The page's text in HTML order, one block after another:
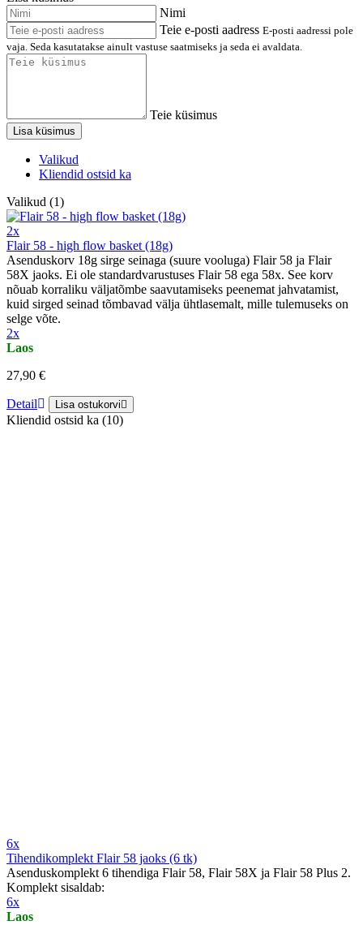
Nimi
Teie e-posti aadress E-posti aadressi pole
vaja. Seda kasutatakse ainult vastuse saatmiseks ja seda ei avaldata.
Teie küsimus
Lisa küsimus
Valikud
Kliendid ostsid ka
Valikud (1)
2x
Flair 58 - high flow basket (18g)
Asenduskorv 18g sirge seinaga (suure vooluga) Flair 58 ja Flair
58X jaoks. Ei ole standardvarustuses Flair 58 ega 58x. See korv
nõuab korraliku väljatõmbe saavutamiseks peenemat jahvatamist,
kuid sirged seinad tõmbavad välja ühtlasemalt, mille tulemuseks on
selge võte.
2x
Laos
27,90 €
Detail Lisa ostukorvi
Kliendid ostsid ka (10)
6x
Tihendikomplekt Flair 58 jaoks (6 tk)
Asenduskomplekt 6 tihendiga Flair 58, Flair 58X ja Flair 58 Plus 2.
Komplekt sisaldab:
6x
Laos